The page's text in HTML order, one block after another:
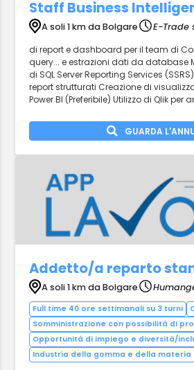
Staff Business
A soli 1 km da Bolgare
E-Trade
di report e dashboard per il team di
query... e estrazioni dati da database
di SQL Server Reporting Services
report strutturati Creazione di
Power BI (Preferibile) Utilizzo di Qlik per
GUARDA
Addetto/a reparto
A soli 1 km da Bolgare
Full time 40 ore settimanali su 3 turni
Somministrazione con possibilità di
Opportunità di impiego e diversità/
Industria della gomma e della materia